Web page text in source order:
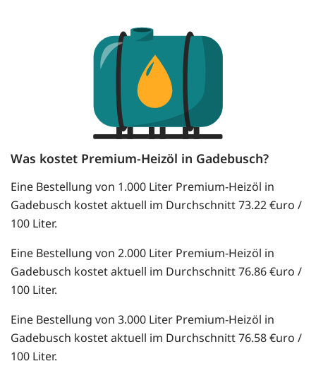
Was kostet Premium-Heizöl in Gadebusch?
Eine Bestellung von 1.000 Liter Premium-Heizöl in
Gadebusch kostet aktuell im Durchschnitt 73.22 €uro /
100 Liter.
Eine Bestellung von 2.000 Liter Premium-Heizöl in
Gadebusch kostet aktuell im Durchschnitt 76.86 €uro /
100 Liter.
Eine Bestellung von 3.000 Liter Premium-Heizöl in
Gadebusch kostet aktuell im Durchschnitt 76.58 €uro /
100 Liter.